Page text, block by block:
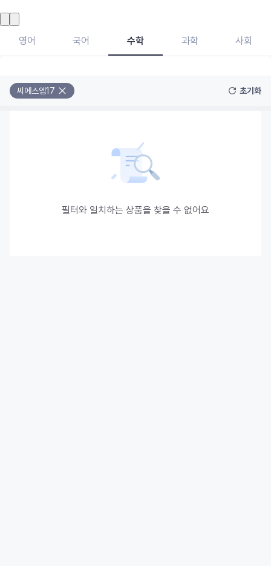
영어 국어 수학 과학 사회
씨에스엠17 초기화
필터와 일치하는 상품을 찾을 수 없어요